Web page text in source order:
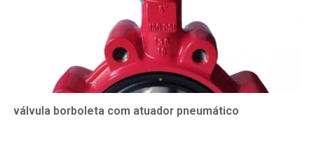
válvula borboleta com atuador pneumático